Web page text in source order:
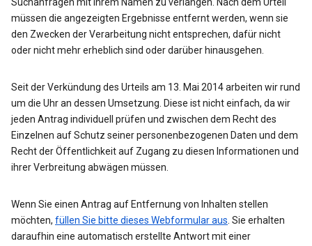
müssen die angezeigten Ergebnisse entfernt werden, wenn sie
den Zwecken der Verarbeitung nicht entsprechen, dafür nicht
oder nicht mehr erheblich sind oder darüber hinausgehen.
Seit der Verkündung des Urteils am 13. Mai 2014 arbeiten wir rund
um die Uhr an dessen Umsetzung. Diese ist nicht einfach, da wir
jeden Antrag individuell prüfen und zwischen dem Recht des
Einzelnen auf Schutz seiner personenbezogenen Daten und dem
Recht der Öffentlichkeit auf Zugang zu diesen Informationen und
ihrer Verbreitung abwägen müssen.
Wenn Sie einen Antrag auf Entfernung von Inhalten stellen
möchten, füllen Sie bitte dieses Webformular aus . Sie erhalten
daraufhin eine automatisch erstellte Antwort mit einer